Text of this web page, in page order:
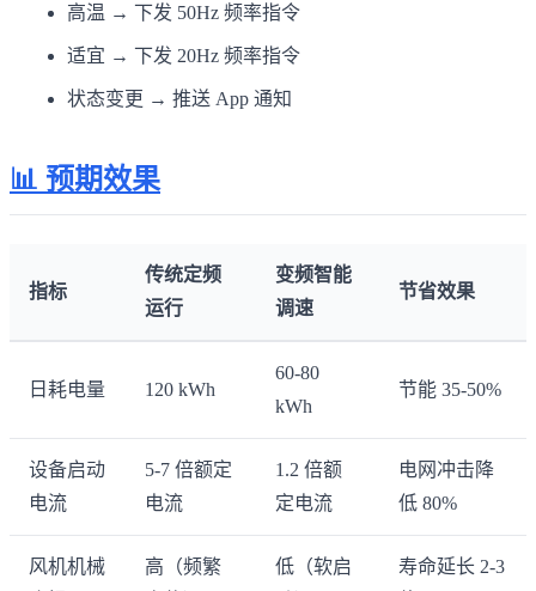
高温 → 下发 50Hz 频率指令
适宜 → 下发 20Hz 频率指令
状态变更 → 推送 App 通知
📊 预期效果
指标
传统定频
运行
变频智能
调速
节省效果
日耗电量 120 kWh
60-80
kWh
节能 35-50%
设备启动
电流
5-7 倍额定
电流
1.2 倍额
定电流
电网冲击降
低 80%
风机机械
高（频繁
低（软启
寿命延长 2-3